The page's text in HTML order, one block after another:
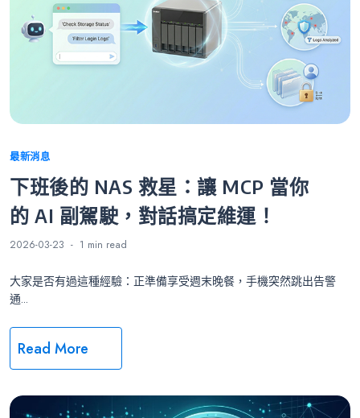
Categories
最新消息
下班後的 NAS 救星：讓 MCP 當你
的 AI 副駕駛，對話搞定維運！
2026-03-23 1 min read
大家是否有過這種經驗：正準備享受週末晚餐，手機突然跳出告警
通...
Read More